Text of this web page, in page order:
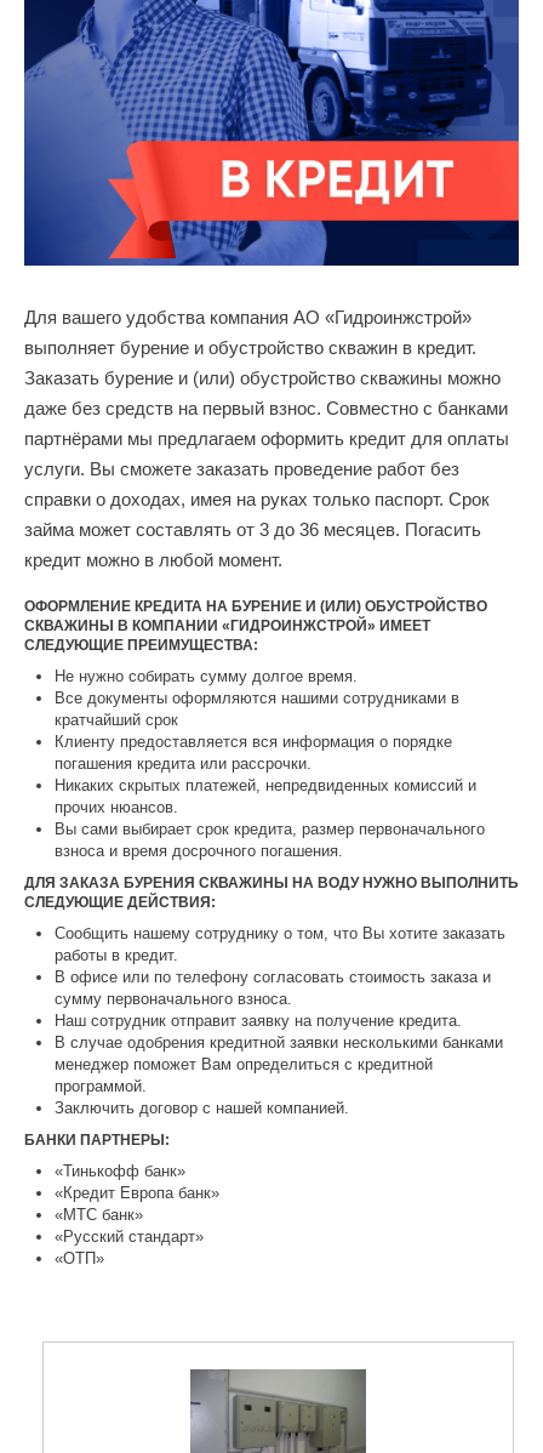
Для вашего удобства компания АО «Гидроинжстрой»
выполняет бурение и обустройство скважин в кредит.
Заказать бурение и (или) обустройство скважины можно
даже без средств на первый взнос. Совместно с банками
партнёрами мы предлагаем оформить кредит для оплаты
услуги. Вы сможете заказать проведение работ без
справки о доходах, имея на руках только паспорт. Срок
займа может составлять от 3 до 36 месяцев. Погасить
кредит можно в любой момент.
ОФОРМЛЕНИЕ КРЕДИТА НА БУРЕНИЕ И (ИЛИ) ОБУСТРОЙСТВО
СКВАЖИНЫ В КОМПАНИИ «ГИДРОИНЖСТРОЙ» ИМЕЕТ
СЛЕДУЮЩИЕ ПРЕИМУЩЕСТВА:
Не нужно собирать сумму долгое время.
Все документы оформляются нашими сотрудниками в
кратчайший срок
Клиенту предоставляется вся информация о порядке
погашения кредита или рассрочки.
Никаких скрытых платежей, непредвиденных комиссий и
прочих нюансов.
Вы сами выбирает срок кредита, размер первоначального
взноса и время досрочного погашения.
ДЛЯ ЗАКАЗА БУРЕНИЯ СКВАЖИНЫ НА ВОДУ НУЖНО ВЫПОЛНИТЬ
СЛЕДУЮЩИЕ ДЕЙСТВИЯ:
Сообщить нашему сотруднику о том, что Вы хотите заказать
работы в кредит.
В офисе или по телефону согласовать стоимость заказа и
сумму первоначального взноса.
Наш сотрудник отправит заявку на получение кредита.
В случае одобрения кредитной заявки несколькими банками
менеджер поможет Вам определиться с кредитной
программой.
Заключить договор с нашей компанией.
БАНКИ ПАРТНЕРЫ:
«Тинькофф банк»
«Кредит Европа банк»
«МТС банк»
«Русский стандарт»
«ОТП»